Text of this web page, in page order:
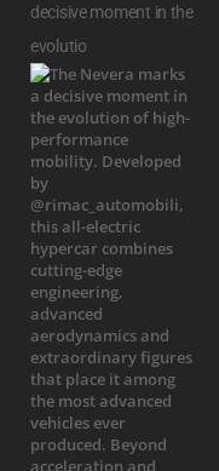
decisive moment in the
evolutio